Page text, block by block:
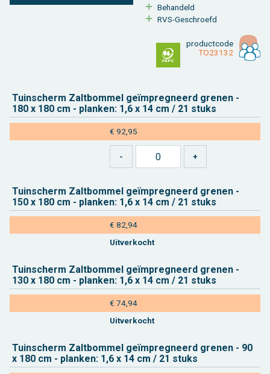
Be­han­deld
RVS-Ge­schroefd
product­code
TO23132
Tuin­scherm Zalt­bom­mel geïmpreg­neerd gre­nen -
180 x 180 cm - plan­ken: 1,6 x 14 cm / 21 stuks
€ 92,95
Tuin­scherm Zalt­bom­mel geïmpreg­neerd gre­nen -
150 x 180 cm - plan­ken: 1,6 x 14 cm / 21 stuks
€ 82,94
Uit­ver­kocht
Tuin­scherm Zalt­bom­mel geïmpreg­neerd gre­nen -
130 x 180 cm - plan­ken: 1,6 x 14 cm / 21 stuks
€ 74,94
Uit­ver­kocht
Tuin­scherm Zalt­bom­mel geïmpreg­neerd gre­nen - 90
x 180 cm - plan­ken: 1,6 x 14 cm / 21 stuks